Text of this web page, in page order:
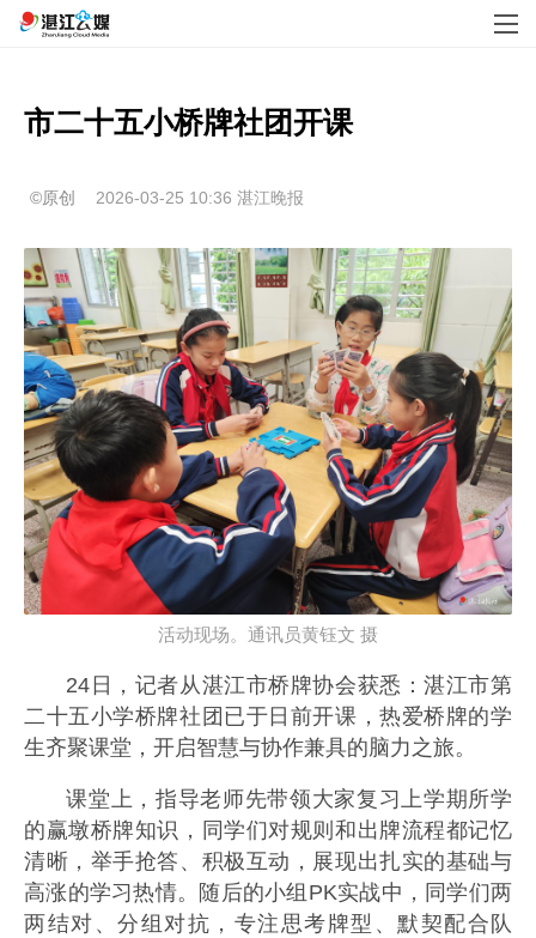
市二十五小桥牌社团开课
©原创 2026-03-25 10:36 湛江晚报
活动现场。通讯员黄钰文 摄
24日，记者从湛江市桥牌协会获悉：湛江市第
二十五小学桥牌社团已于日前开课，热爱桥牌的学
生齐聚课堂，开启智慧与协作兼具的脑力之旅。
课堂上，指导老师先带领大家复习上学期所学
的赢墩桥牌知识，同学们对规则和出牌流程都记忆
清晰，举手抢答、积极互动，展现出扎实的基础与
高涨的学习热情。随后的小组PK实战中，同学们两
两结对、分组对抗，专注思考牌型、默契配合队